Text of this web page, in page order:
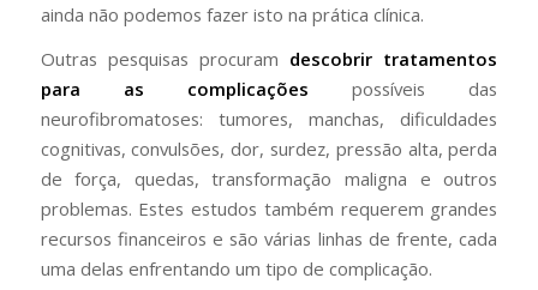
ainda não podemos fazer isto na prática clínica.
Outras pesquisas procuram descobrir tratamentos
para as complicações possíveis das
neurofibromatoses: tumores, manchas, dificuldades
cognitivas, convulsões, dor, surdez, pressão alta, perda
de força, quedas, transformação maligna e outros
problemas. Estes estudos também requerem grandes
recursos financeiros e são várias linhas de frente, cada
uma delas enfrentando um tipo de complicação.